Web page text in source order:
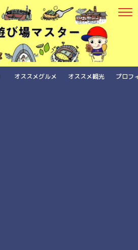
オススメグルメ オススメ観光 プロフ